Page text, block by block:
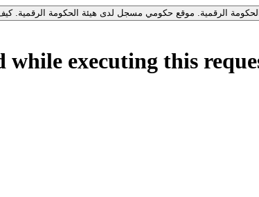
الرقمية. موقع حكومي مسجل لدى هيئة الحكومة الرقمية.
executing this